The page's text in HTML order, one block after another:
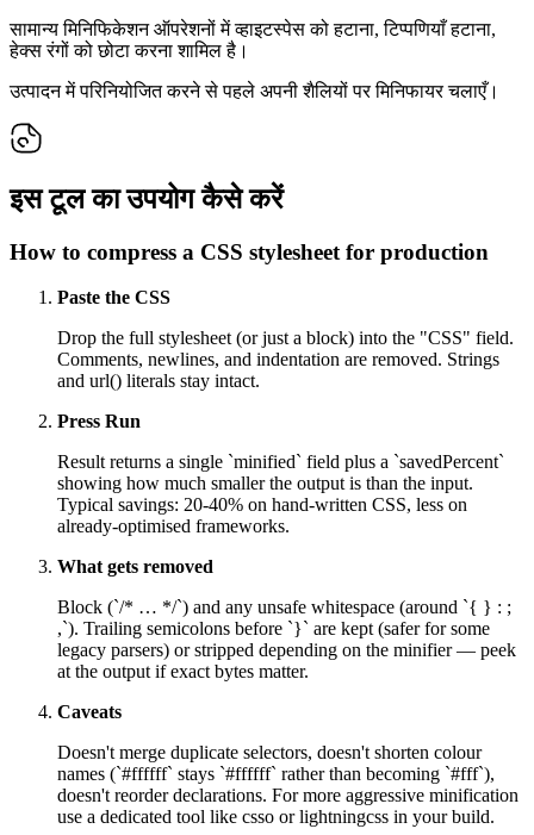
सामान्य मिनिफिकेशन ऑपरेशनों में व्हाइटस्पेस को हटाना, टिप्पणियाँ हटाना,
हेक्स रंगों को छोटा करना शामिल है।
उत्पादन में परिनियोजित करने से पहले अपनी शैलियों पर मिनिफायर चलाएँ।
इस टूल का उपयोग कैसे करें
How to compress a CSS stylesheet for production
Paste the CSS
Drop the full stylesheet (or just a block) into the "CSS" field.
Comments, newlines, and indentation are removed. Strings
and url() literals stay intact.
Press Run
Result returns a single `minified` field plus a `savedPercent`
showing how much smaller the output is than the input.
Typical savings: 20-40% on hand-written CSS, less on
already-optimised frameworks.
What gets removed
Block (`/* … */`) and any unsafe whitespace (around `{ } : ;
,`). Trailing semicolons before `}` are kept (safer for some
legacy parsers) or stripped depending on the minifier — peek
at the output if exact bytes matter.
Caveats
Doesn't merge duplicate selectors, doesn't shorten colour
names (`#ffffff` stays `#ffffff` rather than becoming `#fff`),
doesn't reorder declarations. For more aggressive minification
use a dedicated tool like csso or lightningcss in your build.